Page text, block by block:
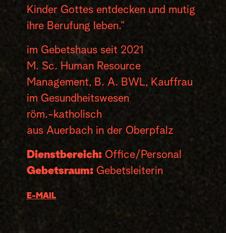
Kinder Gottes entdecken und mutig
ihre Berufung leben.“
im Gebetshaus seit 2021
M. Sc. Human Resource
Management, B. A. BWL, Kauffrau
im Gesundheitswesen
röm.-katholisch
aus Auerbach in der Oberpfalz
Dienstbereich: Office/Personal
Gebetsraum:Gebetsleiterin
E-MAIL